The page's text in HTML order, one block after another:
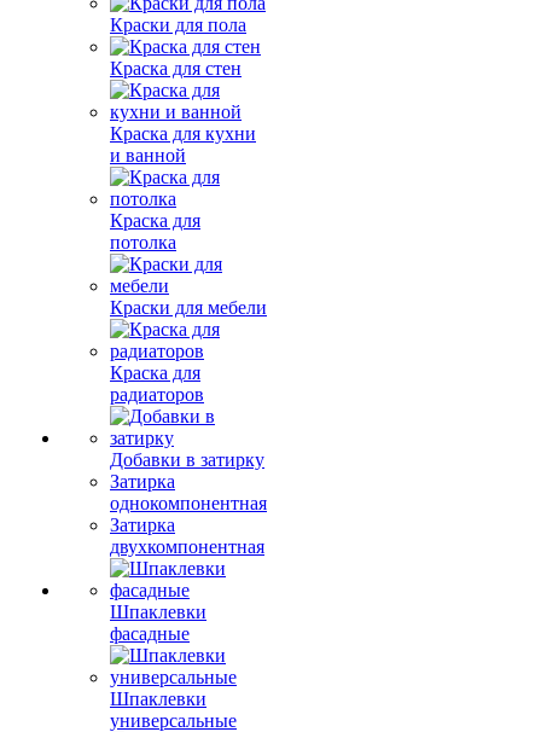
Краски для пола
Краска для стен
Краска для кухни
и ванной
Краска для
потолка
Краски для мебели
Краска для
радиаторов
Добавки в затирку
Затирка
однокомпонентная
Затирка
двухкомпонентная
Шпаклевки
фасадные
Шпаклевки
универсальные